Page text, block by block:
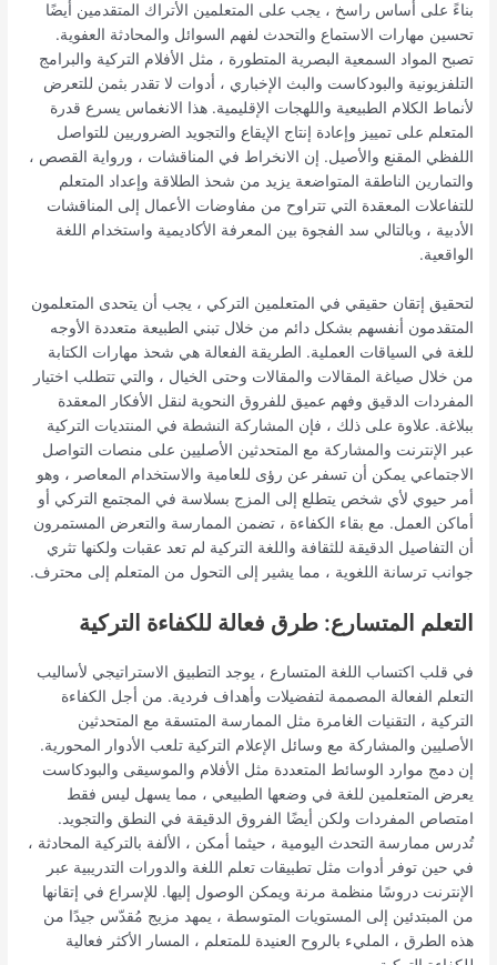
بناءً على أساس راسخ ، يجب على المتعلمين الأتراك المتقدمين أيضًا
تحسين مهارات الاستماع والتحدث لفهم السوائل والمحادثة العفوية.
تصبح المواد السمعية البصرية المتطورة ، مثل الأفلام التركية والبرامج
التلفزيونية والبودكاست والبث الإخباري ، أدوات لا تقدر بثمن للتعرض
لأنماط الكلام الطبيعية واللهجات الإقليمية. هذا الانغماس يسرع قدرة
المتعلم على تمييز وإعادة إنتاج الإيقاع والتجويد الضروريين للتواصل
اللفظي المقنع والأصيل. إن الانخراط في المناقشات ، ورواية القصص ،
والتمارين الناطقة المتواضعة يزيد من شحذ الطلاقة وإعداد المتعلم
للتفاعلات المعقدة التي تتراوح من مفاوضات الأعمال إلى المناقشات
الأدبية ، وبالتالي سد الفجوة بين المعرفة الأكاديمية واستخدام اللغة
الواقعية.
لتحقيق إتقان حقيقي في المتعلمين التركي ، يجب أن يتحدى المتعلمون
المتقدمون أنفسهم بشكل دائم من خلال تبني الطبيعة متعددة الأوجه
للغة في السياقات العملية. الطريقة الفعالة هي شحذ مهارات الكتابة
من خلال صياغة المقالات والمقالات وحتى الخيال ، والتي تتطلب اختيار
المفردات الدقيق وفهم عميق للفروق النحوية لنقل الأفكار المعقدة
ببلاغة. علاوة على ذلك ، فإن المشاركة النشطة في المنتديات التركية
عبر الإنترنت والمشاركة مع المتحدثين الأصليين على منصات التواصل
الاجتماعي يمكن أن تسفر عن رؤى للعامية والاستخدام المعاصر ، وهو
أمر حيوي لأي شخص يتطلع إلى المزج بسلاسة في المجتمع التركي أو
أماكن العمل. مع بقاء الكفاءة ، تضمن الممارسة والتعرض المستمرون
أن التفاصيل الدقيقة للثقافة واللغة التركية لم تعد عقبات ولكنها تثري
جوانب ترسانة اللغوية ، مما يشير إلى التحول من المتعلم إلى محترف.
التعلم المتسارع: طرق فعالة للكفاءة التركية
في قلب اكتساب اللغة المتسارع ، يوجد التطبيق الاستراتيجي لأساليب
التعلم الفعالة المصممة لتفضيلات وأهداف فردية. من أجل الكفاءة
التركية ، التقنيات الغامرة مثل الممارسة المتسقة مع المتحدثين
الأصليين والمشاركة مع وسائل الإعلام التركية تلعب الأدوار المحورية.
إن دمج موارد الوسائط المتعددة مثل الأفلام والموسيقى والبودكاست
يعرض المتعلمين للغة في وضعها الطبيعي ، مما يسهل ليس فقط
امتصاص المفردات ولكن أيضًا الفروق الدقيقة في النطق والتجويد.
تُدرس ممارسة التحدث اليومية ، حيثما أمكن ، الألفة بالتركية المحادثة ،
في حين توفر أدوات مثل تطبيقات تعلم اللغة والدورات التدريبية عبر
الإنترنت دروسًا منظمة مرنة ويمكن الوصول إليها. للإسراع في إتقانها
من المبتدئين إلى المستويات المتوسطة ، يمهد مزيج مُقدّس جيدًا من
هذه الطرق ، المليء بالروح العنيدة للمتعلم ، المسار الأكثر فعالية